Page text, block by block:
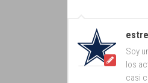
Soy
los
casi